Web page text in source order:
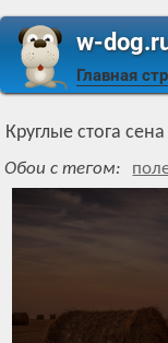
w-
Главная
Круглые стога
Обои с тегом: